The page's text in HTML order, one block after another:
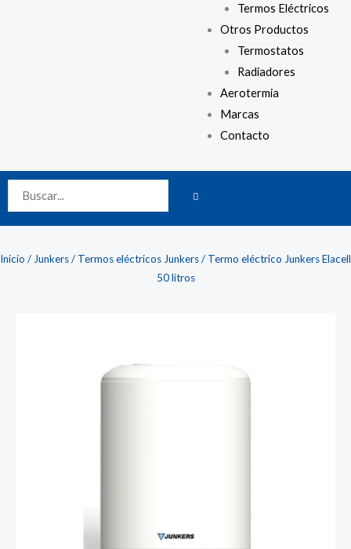
Termos Eléctricos
Otros Productos
Termostatos
Radiadores
Aerotermia
Marcas
Contacto
Buscar
Inicio / Junkers/ Termos eléctricos Junkers/ Termo eléctrico Junkers Elacell
50 litros